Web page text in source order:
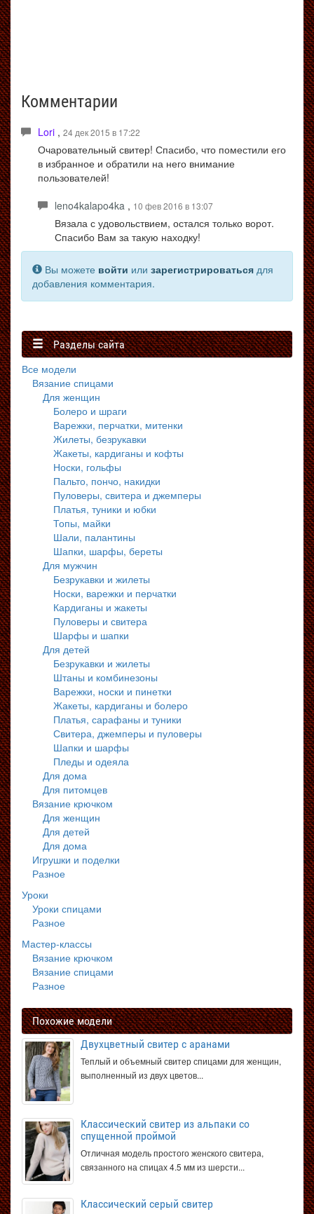
Комментарии
Lori , 24 дек 2015 в 17:22
Очаровательный свитер! Спасибо, что поместили его
в избранное и обратили на него внимание
пользователей!
leno4kalapo4ka , 10 фев 2016 в 13:07
Вязала с удовольствием, остался только ворот.
Спасибо Вам за такую находку!
Вы можете войти или зарегистрироваться для
добавления комментария.
Разделы сайта
Все модели
Вязание спицами
Для женщин
Болеро и шраги
Варежки, перчатки, митенки
Жилеты, безрукавки
Жакеты, кардиганы и кофты
Носки, гольфы
Пальто, пончо, накидки
Пуловеры, свитера и джемперы
Платья, туники и юбки
Топы, майки
Шали, палантины
Шапки, шарфы, береты
Для мужчин
Безрукавки и жилеты
Носки, варежки и перчатки
Кардиганы и жакеты
Пуловеры и свитера
Шарфы и шапки
Для детей
Безрукавки и жилеты
Штаны и комбинезоны
Варежки, носки и пинетки
Жакеты, кардиганы и болеро
Платья, сарафаны и туники
Свитера, джемперы и пуловеры
Шапки и шарфы
Пледы и одеяла
Для дома
Для питомцев
Вязание крючком
Для женщин
Для детей
Для дома
Игрушки и поделки
Разное
Уроки
Уроки спицами
Разное
Мастер-классы
Вязание крючком
Вязание спицами
Разное
Похожие модели
Двухцветный свитер с аранами
Теплый и объемный свитер спицами для женщин,
выполненный из двух цветов...
Классический свитер из альпаки со
спущенной проймой
Отличная модель простого женского свитера,
связанного на спицах 4.5 мм из шерсти...
Классический серый свитер